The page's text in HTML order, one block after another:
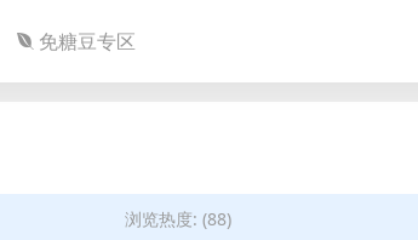
免糖豆专区
浏览热度: (88)